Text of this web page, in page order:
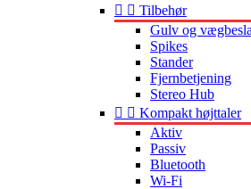
  Tilbehør
Gulv og
Spikes
Stander
Fjernbetjening
Stereo Hub
  Kompakt højttaler
Aktiv
Passiv
Bluetooth
Wi-Fi